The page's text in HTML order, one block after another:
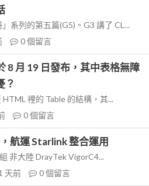
系列的第五篇(G5)。G3 講了 CL...
0個留言
8 月 19 日發布，其中表格無障
？
裡的 Table 的結構，其...
0個留言
航運 Starlink 整合運用
非大陸 DrayTek VigorC4...
天前 0個留言